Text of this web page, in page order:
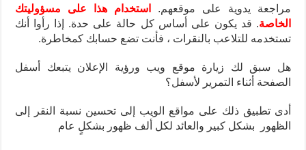
مراجعة يدوية على موقعهم.
استخدام هذا على مسؤوليتك
الخاصة. قد يكون على أساس كل حالة على حدة. إذا رأوا أنك
تستخدمه للتلاعب بالنقرات ، فأنت تضع حسابك كمخاطرة.
هل سبق لك زيارة موقع ويب ورؤية الإعلان يتبعك أسفل
الصفحة أثناء التمرير لأسفل؟
أدى تطبيق ذلك على مواقع الويب إلى تحسين نسبة النقر إلى
الظهور بشكل كبير والعائد لكل ألف ظهور بشكلٍ عام